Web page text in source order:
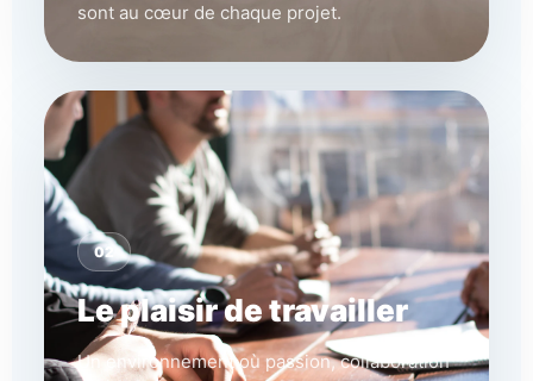
sont au cœur de chaque projet.
02
Le plaisir de travailler
Un environnement où passion, collaboration